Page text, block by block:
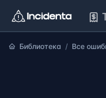
Библиотека Все